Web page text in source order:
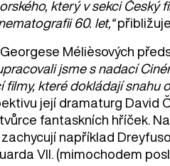
který v sekci Český
60. let,“
Mélièsových
jsme s nadací
filmy, které dokládají
její dramaturg David
fantaskních hříček.
například
VII. (mimochodem